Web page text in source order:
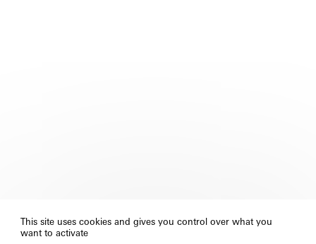
This site uses cookies and gives you control over what you
want to activate